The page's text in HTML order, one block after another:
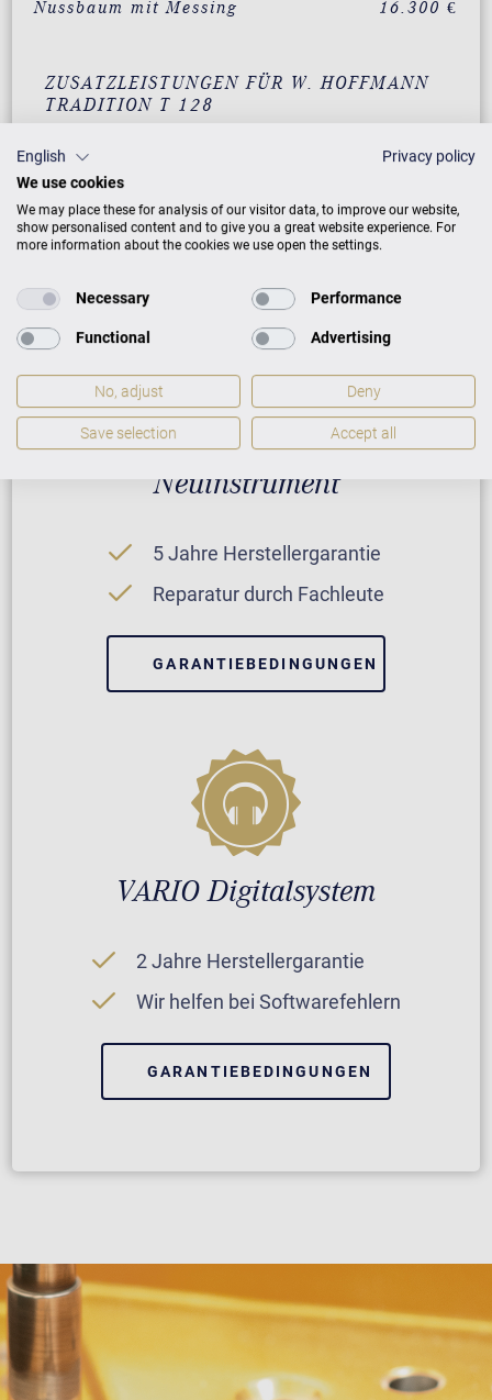
Nussbaum mit Messing 16.300 €
ZUSATZLEISTUNGEN FÜR W. HOFFMANN
TRADITION T 128
PREISLISTE HERUNTERLADEN
Neuinstrument
5 Jahre Herstellergarantie
Reparatur durch Fachleute
GARANTIEBEDINGUNGEN
VARIO Digitalsystem
2 Jahre Herstellergarantie
Wir helfen bei Softwarefehlern
GARANTIEBEDINGUNGEN
English
Privacy policy
We use cookies
We may place these for analysis of our visitor data, to improve our website,
show personalised content and to give you a great website experience. For
more information about the cookies we use open the settings.
Necessary Performance
Functional Advertising
No, adjust Deny
Save selection Accept all